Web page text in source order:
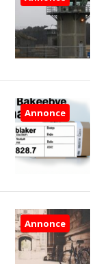
Annonce
Annonce